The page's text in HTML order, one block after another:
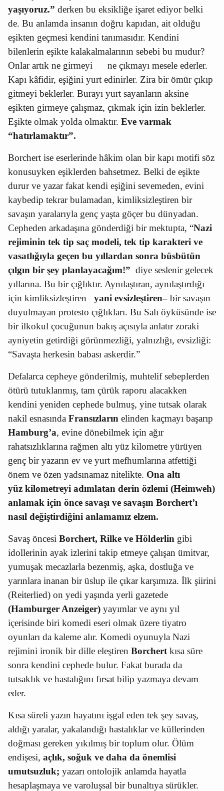
yaşıyoruz.” derken bu eksikliğe işaret ediyor belki
de. Bu anlamda insanın doğru kapıdan, ait olduğu
eşikten geçmesi kendini tanımasıdır. Kendini
bilenlerin eşikte kalakalmalarının sebebi bu mudur?
Onlar artık ne girmeyi
ne çıkmayı mesele ederler.
Kapı kâfidir, eşiğini yurt edinirler. Zira bir ömür çıkıp
gitmeyi beklerler. Burayı yurt sayanların aksine
eşikten girmeye çalışmaz, çıkmak için izin beklerler.
Eşikte olmak yolda olmaktır. Eve varmak
“hatırlamaktır”.
Borchert ise eserlerinde hâkim olan bir kapı motifi söz
konusuyken eşiklerden bahsetmez. Belki de eşikte
durur ve yazar fakat kendi eşiğini sevemeden, evini
kaybedip tekrar bulamadan, kimliksizleştiren bir
savaşın yaralarıyla genç yaşta göçer bu dünyadan.
Cepheden arkadaşına gönderdiği bir mektupta, “Nazi
rejiminin tek tip saç modeli, tek tip karakteri ve
vasatlığıyla geçen bu yıllardan sonra büsbütün
çılgın bir şey planlayacağım!” diye seslenir gelecek
yıllarına. Bu bir çığlıktır. Aynılaştıran, aynılaştırdığı
için kimliksizleştiren –yani evsizleştiren– bir savaşın
duyulmayan protesto çığlıkları. Bu Salı öyküsünde ise
bir ilkokul çocuğunun bakış açısıyla anlatır zoraki
ayniyetin getirdiği görünmezliği, yalnızlığı, evsizliği:
“Savaşta herkesin babası askerdir.”
Defalarca cepheye gönderilmiş, muhtelif sebeplerden
ötürü tutuklanmış, tam çürük raporu alacakken
kendini yeniden cephede bulmuş, yine tutsak olarak
nakil esnasında Fransızların elinden kaçmayı başarıp
Hamburg’a, evine dönebilmek için ağır
rahatsızlıklarına rağmen altı yüz kilometre yürüyen
genç bir yazarın ev ve yurt mefhumlarına atfettiği
önem ve özen yadsınamaz nitelikte. Ona altı
yüz kilometreyi adımlatan derin özlemi (Heimweh)
anlamak için önce savaşı ve savaşın Borchert’ı
nasıl değiştirdiğini anlamamız elzem.
Savaş öncesi Borchert, Rilke ve Hölderlin gibi
idollerinin ayak izlerini takip etmeye çalışan ümitvar,
yumuşak mecazlarla bezenmiş, aşka, dostluğa ve
yarınlara inanan bir üslup ile çıkar karşımıza. İlk şiirini
(Reiterlied) on yedi yaşında yerli gazetede
(Hamburger Anzeiger) yayımlar ve aynı yıl
içerisinde biri komedi eseri olmak üzere tiyatro
oyunları da kaleme alır. Komedi oyunuyla Nazi
rejimini ironik bir dille eleştiren Borchert kısa süre
sonra kendini cephede bulur. Fakat burada da
tutsaklık ve hastalığını fırsat bilip yazmaya devam
eder.
Kısa süreli yazın hayatını işgal eden tek şey savaş,
aldığı yaralar, yakalandığı hastalıklar ve küllerinden
doğması gereken yıkılmış bir toplum olur. Ölüm
endişesi, açlık, soğuk ve daha da önemlisi
umutsuzluk; yazarı ontolojik anlamda hayatla
hesaplaşmaya ve varoluşsal bir bunaltıya sürükler.